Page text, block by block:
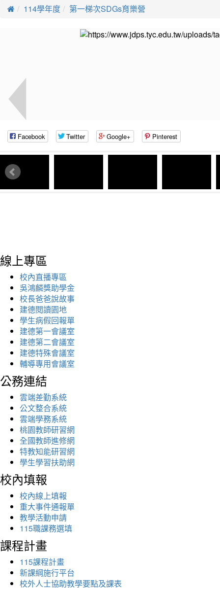
114學年度 第一梯次SDGs育樂營
Facebook Twitter Google+ Pinterest
線上專區
校內直播專區
吳鴻麟獎助學金
校長爸爸說故事
建德閱讀園地
學生病假回報單
建德第一會議室
建德第二會議室
建德特殊會議室
輔導專用會議室
公務連結
雲端差勤系統
公文整合系統
雲端學務系統
桃園教師研習網
全國教師進修網
特教知能研習網
學生學習扶助網
校內填報
校內線上填報
重大事件通報單
教學活動申請
115職課務選填
課程計畫
115課程計畫
新課綱施行平台
校外人士協助教學要點及課表